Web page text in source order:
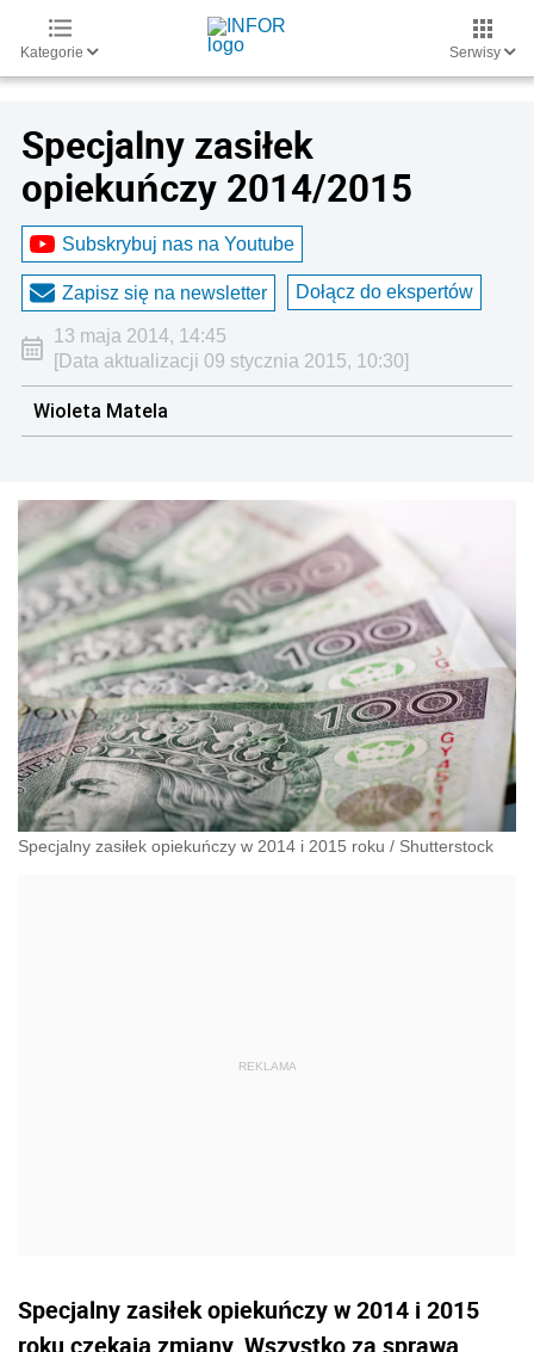
Kategorie Serwisy
Specjalny zasiłek
opiekuńczy 2014/2015
Subskrybuj nas na Youtube
Zapisz się na newsletter Dołącz do ekspertów
13 maja 2014, 14:45
[Data aktualizacji 09 stycznia 2015, 10:30]
Wioleta Matela
Specjalny zasiłek opiekuńczy w 2014 i 2015 roku / Shutterstock
Specjalny zasiłek opiekuńczy w 2014 i 2015
roku czekają zmiany. Wszystko za sprawą